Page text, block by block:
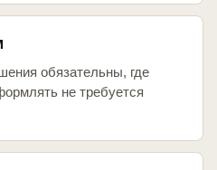
обязательны, где
не требуется